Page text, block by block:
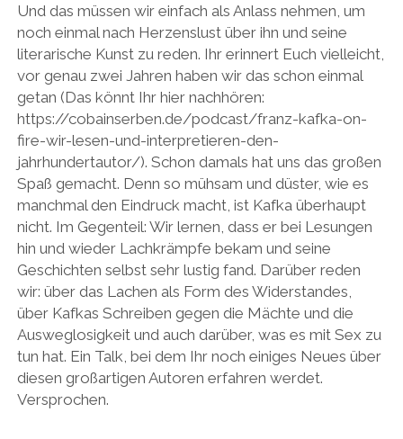
Und das müssen wir einfach als Anlass nehmen, um
noch einmal nach Herzenslust über ihn und seine
literarische Kunst zu reden. Ihr erinnert Euch vielleicht,
vor genau zwei Jahren haben wir das schon einmal
getan (Das könnt Ihr hier nachhören:
https://cobainserben.de/podcast/franz-kafka-on-
fire-wir-lesen-und-interpretieren-den-
jahrhundertautor/). Schon damals hat uns das großen
Spaß gemacht. Denn so mühsam und düster, wie es
manchmal den Eindruck macht, ist Kafka überhaupt
nicht. Im Gegenteil: Wir lernen, dass er bei Lesungen
hin und wieder Lachkrämpfe bekam und seine
Geschichten selbst sehr lustig fand. Darüber reden
wir: über das Lachen als Form des Widerstandes,
über Kafkas Schreiben gegen die Mächte und die
Ausweglosigkeit und auch darüber, was es mit Sex zu
tun hat. Ein Talk, bei dem Ihr noch einiges Neues über
diesen großartigen Autoren erfahren werdet.
Versprochen.